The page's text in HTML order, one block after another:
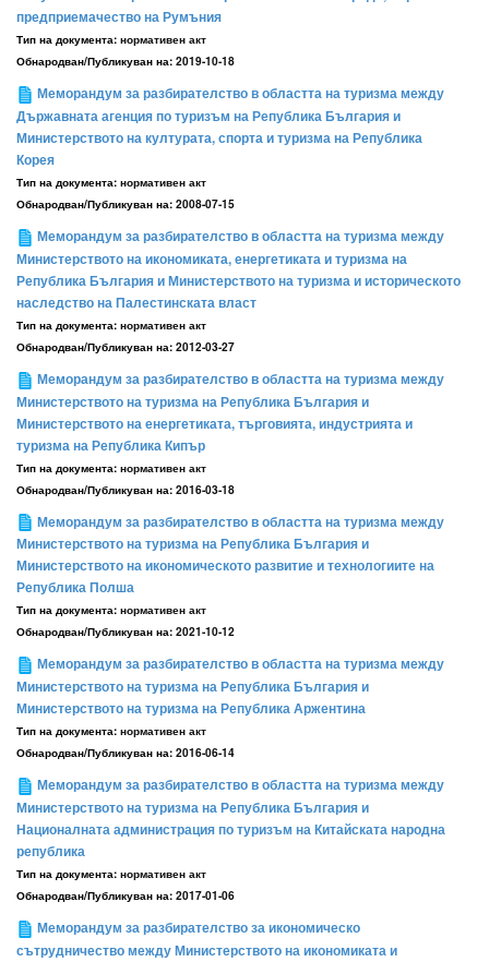
предприемачество на Румъния
Тип на документа: нормативен акт
Обнародван/Публикуван на: 2019-10-18
Меморандум за разбирателство в областта на туризма между
Държавната агенция по туризъм на Република България и
Министерството на културата, спорта и туризма на Република
Корея
Тип на документа: нормативен акт
Обнародван/Публикуван на: 2008-07-15
Меморандум за разбирателство в областта на туризма между
Министерството на икономиката, енергетиката и туризма на
Република България и Министерството на туризма и историческото
наследство на Палестинската власт
Тип на документа: нормативен акт
Обнародван/Публикуван на: 2012-03-27
Меморандум за разбирателство в областта на туризма между
Министерството на туризма на Република България и
Министерството на енергетиката, търговията, индустрията и
туризма на Република Кипър
Тип на документа: нормативен акт
Обнародван/Публикуван на: 2016-03-18
Меморандум за разбирателство в областта на туризма между
Министерството на туризма на Република България и
Министерството на икономическото развитие и технологиите на
Република Полша
Тип на документа: нормативен акт
Обнародван/Публикуван на: 2021-10-12
Меморандум за разбирателство в областта на туризма между
Министерството на туризма на Република България и
Министерството на туризма на Република Аржентина
Тип на документа: нормативен акт
Обнародван/Публикуван на: 2016-06-14
Меморандум за разбирателство в областта на туризма между
Министерството на туризма на Република България и
Националната администрация по туризъм на Китайската народна
република
Тип на документа: нормативен акт
Обнародван/Публикуван на: 2017-01-06
Меморандум за разбирателство за икономическо
сътрудничество между Министерството на икономиката и